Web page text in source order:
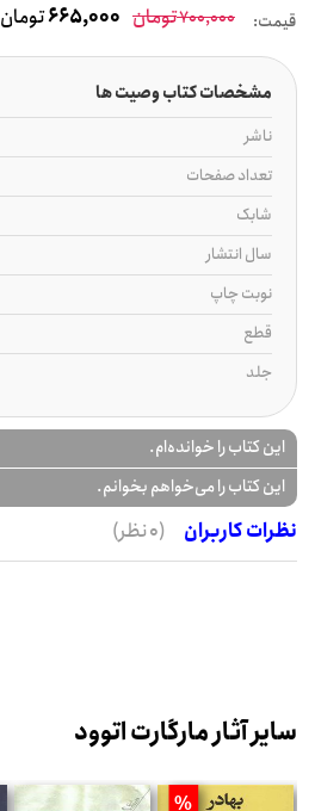
قیمت: 700,000تومان 665,000تومان
مشخصات کتاب وصیت ها
ناشر
تعداد صفحات
شابک
سال انتشار
نوبت چاپ
قطع
جلد
این کتاب را خوانده‌ام.
این کتاب را می‌خواهم بخوانم.
نظرات کاربران
(0 نظر)
سایر آثار مارگارت اتوود
%